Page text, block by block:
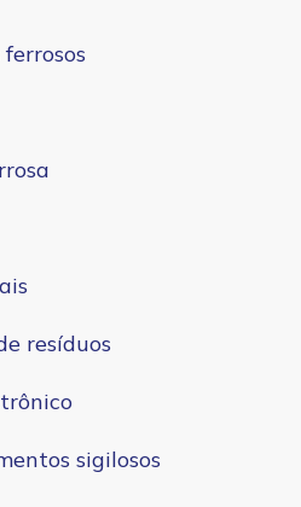
resíduos
sigilosos